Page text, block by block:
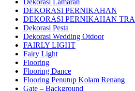
DEKORASI PERNIKAHAN
DEKORASI PERNIKAHAN
Dekorasi Pesta
Dekorasi Wedding Otdoor
FAIRLY LIGHT
Fairy Light
Flooring
Flooring Dance
Flooring Penutup Kolam Renang
Gate – Background